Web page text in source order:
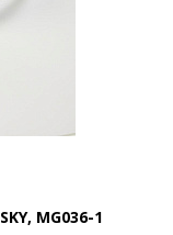
MG036-1